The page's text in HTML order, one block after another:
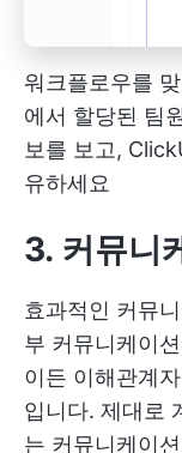
워크플로우를
에서 할당된 팀
보를 보고,
유하세요
3. 커뮤니
효과적인 커뮤
부 커뮤니케이
이든 이해관계
입니다. 제대로
는 커뮤니케이